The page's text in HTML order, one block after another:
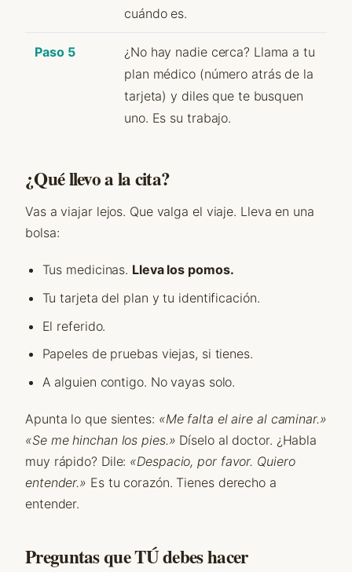
cuándo es.
Paso 5
¿No hay nadie cerca? Llama a tu
plan médico (número atrás de la
tarjeta) y diles que te busquen
uno. Es su trabajo.
¿Qué llevo a la cita?
Vas a viajar lejos. Que valga el viaje. Lleva en una
bolsa:
Tus medicinas. Lleva los pomos.
Tu tarjeta del plan y tu identificación.
El referido.
Papeles de pruebas viejas, si tienes.
A alguien contigo. No vayas solo.
Apunta lo que sientes: «Me falta el aire al caminar.»
«Se me hinchan los pies.» Díselo al doctor. ¿Habla
muy rápido? Dile: «Despacio, por favor. Quiero
entender.» Es tu corazón. Tienes derecho a
entender.
Preguntas que TÚ debes hacer